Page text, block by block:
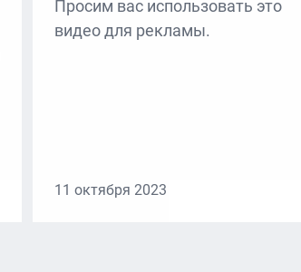
Просим вас использовать это
видео для рекламы.
11 октября 2023